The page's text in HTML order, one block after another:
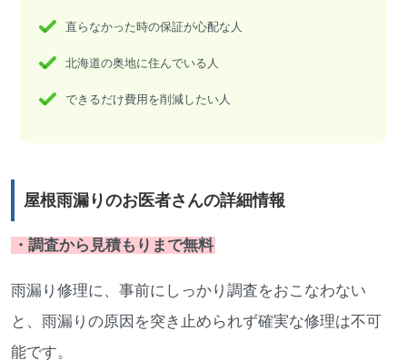
直らなかった時の保証が心配な人
北海道の奥地に住んでいる人
できるだけ費用を削減したい人
屋根雨漏りのお医者さんの詳細情報
・調査から見積もりまで無料
雨漏り修理に、事前にしっかり調査をおこなわない
と、雨漏りの原因を突き止められず確実な修理は不可
能です。